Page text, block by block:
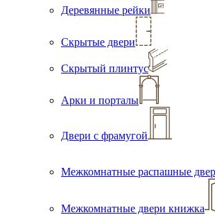
Деревянные рейки
Скрытые двери
Скрытый плинтус
Арки и порталы
Двери с фрамугой
Межкомнатные распашные
Межкомнатные двери книжка